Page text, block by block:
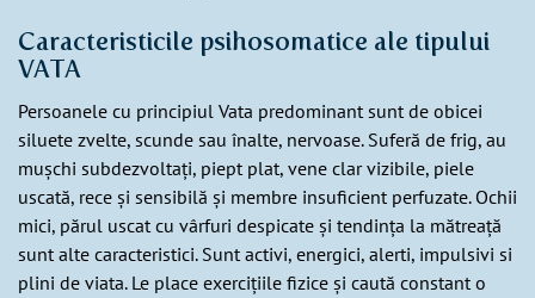
Caracteristicile psihosomatice ale tipului
VATA
Persoanele cu principiul Vata predominant sunt de obicei
siluete zvelte, scunde sau înalte, nervoase. Suferă de frig, au
mușchi subdezvoltați, piept plat, vene clar vizibile, piele
uscată, rece și sensibilă și membre insuficient perfuzate. Ochii
mici, părul uscat cu vârfuri despicate și tendința la mătreață
sunt alte caracteristici. Sunt activi, energici, alerti, impulsivi si
plini de viata. Le place exercițiile fizice și caută constant o